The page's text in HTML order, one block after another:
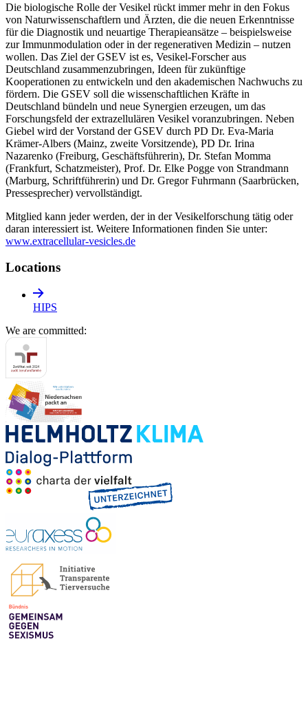
Die biologische Rolle der Vesikel rückt immer mehr in den Fokus
von Naturwissenschaftlern und Ärzten, die die neuen Erkenntnisse
für die Diagnostik und neuartige Therapieansätze – beispielsweise
zur Immunmodulation oder in der regenerativen Medizin – nutzen
wollen. Das Ziel der GSEV ist es, Vesikel-Forscher aus
Deutschland zusammenzubringen, Ideen für zukünftige
Kooperationen zu entwickeln und den akademischen Nachwuchs zu
fördern. Die GSEV soll die wissenschaftlichen Kräfte in
Deutschland bündeln und neue Synergien erzeugen, um das
Forschungsfeld der extrazellulären Vesikel voranzubringen. Neben
Giebel wird der Vorstand der GSEV durch PD Dr. Eva-Maria
Krämer-Albers (Mainz, zweite Vorsitzende), PD Dr. Irina
Nazarenko (Freiburg, Geschäftsführerin), Dr. Stefan Momma
(Frankfurt, Schatzmeister), Prof. Dr. Elke Pogge von Strandmann
(Marburg, Schriftführerin) und Dr. Gregor Fuhrmann (Saarbrücken,
Pressesprecher) vervollständigt.
Mitglied kann jeder werden, der in der Vesikelforschung tätig oder
daran interessiert ist. Weitere Informationen finden Sie unter:
www.extracellular-vesicles.de
Locations
HIPS
We are committed: